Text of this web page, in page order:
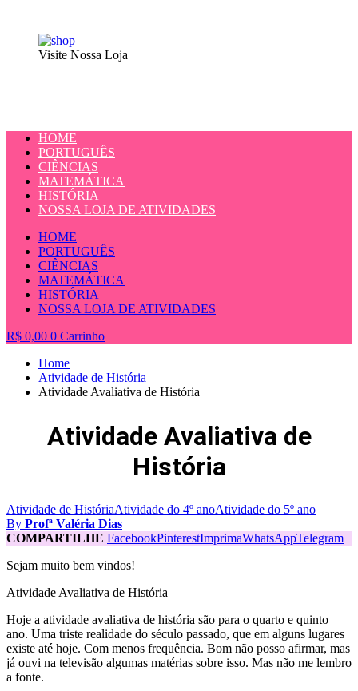
Visite Nossa Loja
HOME
PORTUGUÊS
CIÊNCIAS
MATEMÁTICA
HISTÓRIA
NOSSA LOJA DE ATIVIDADES
HOME
PORTUGUÊS
CIÊNCIAS
MATEMÁTICA
HISTÓRIA
NOSSA LOJA DE ATIVIDADES
R$ 0,00 0 Carrinho
Home
Atividade de História
Atividade Avaliativa de História
Atividade Avaliativa de
História
Atividade de HistóriaAtividade do 4º anoAtividade do 5º ano
By Profª Valéria Dias
COMPARTILHE FacebookPinterestImprimaWhatsAppTelegram
Sejam muito bem vindos!
Atividade Avaliativa de História
Hoje a atividade avaliativa de história são para o quarto e quinto
ano. Uma triste realidade do século passado, que em alguns lugares
existe até hoje. Com menos frequência. Bom não posso afirmar, mas
já ouvi na televisão algumas matérias sobre isso. Mas não me lembro
a fonte.